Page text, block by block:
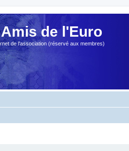
de l'Euro
de l'association (réservé aux membres)